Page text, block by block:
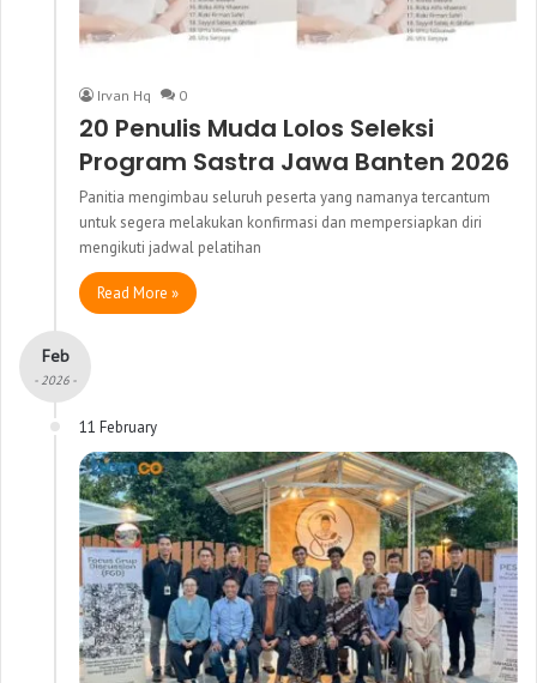
Irvan Hq 0
20 Penulis Muda Lolos Seleksi
Program Sastra Jawa Banten 2026
Panitia mengimbau seluruh peserta yang namanya tercantum
untuk segera melakukan konfirmasi dan mempersiapkan diri
mengikuti jadwal pelatihan
Read More »
Feb
- 2026 -
11 February